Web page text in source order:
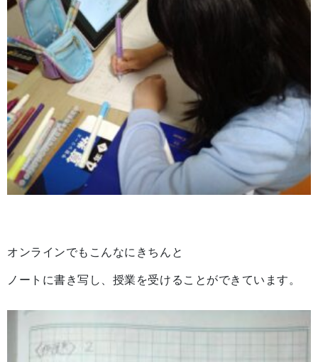
オンラインでもこんなにきちんと
ノートに書き写し、授業を受けることができています。